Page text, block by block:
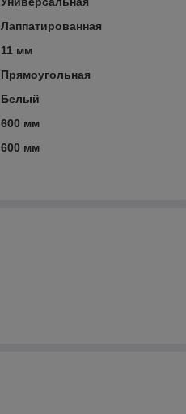
Лаппатированная
11 мм
Прямоугольная
Белый
600 мм
600 мм